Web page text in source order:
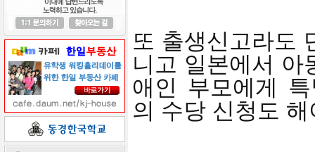
또 출생신고라도
니고 일본에서 아
애인 부모에게
의 수당 신청도